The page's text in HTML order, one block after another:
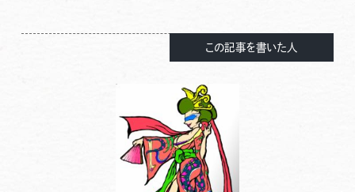
この記事を書いた人